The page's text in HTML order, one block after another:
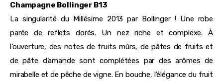
Champagne Bollinger B13
La singularité du Millésime 2013 par Bollinger ! Une robe
parée de reflets dorés. Un nez riche et complexe. À
l’ouverture, des notes de fruits mûrs, de pâtes de fruits et
de pâte d’amande sont complétées par des arômes de
mirabelle et de pêche de vigne. En bouche, l’élégance du fruit